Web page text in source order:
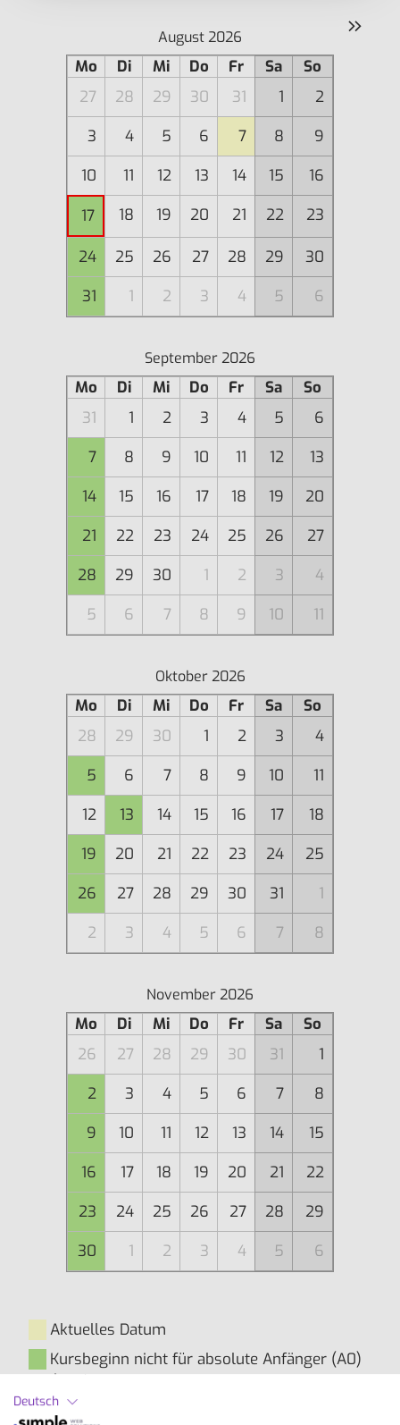
»
August 2026
Mo Di Mi Do Fr Sa
So
27
28 29 30 31 1
2
3
4 5 6 7 8
9
10
11 12 13 14 15
16
17
18 19 20 21 22 23
24 25 26 27 28 29
30
31
1 2 3 4 5 6
September 2026
Mo Di Mi Do Fr Sa
So
31
1 2 3 4 5
6
7
8 9 10 11 12
13
14
15 16 17 18 19
20
21
22 23 24 25 26
27
28
29 30 1 2 3
4
5
6 7 8 9 10 11
Oktober 2026
Mo Di Mi Do Fr Sa
So
28
29 30 1 2 3
4
5
6 7 8 9 10
11
12
13 14 15 16 17
18
19
20 21 22 23 24
25
26
27 28 29 30 31
1
2
3 4 5 6 7 8
November 2026
Mo Di Mi Do Fr Sa
So
26
27 28 29 30 31
1
2
3 4 5 6 7
8
9
10 11 12 13 14
15
16
17 18 19 20 21
22
23
24 25 26 27 28
29
30
1 2 3 4 5 6
Aktuelles Datum
Kursbeginn nicht für absolute Anfänger (A0)
geeignet
Deutsch